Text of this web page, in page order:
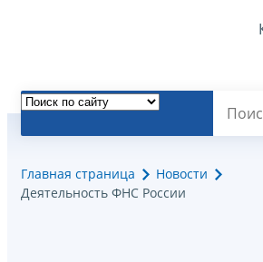
Главная страница
Новости
Деятельность ФНС России